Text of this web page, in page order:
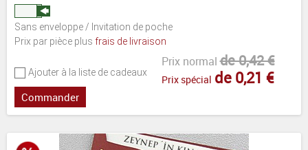
Sans enveloppe / Invitation de poche
Prix par pièce plus frais de livraison
Ajouter à la liste de cadeaux
Prix normal de 0,42 €
Prix spécial de 0,21 €
Commander